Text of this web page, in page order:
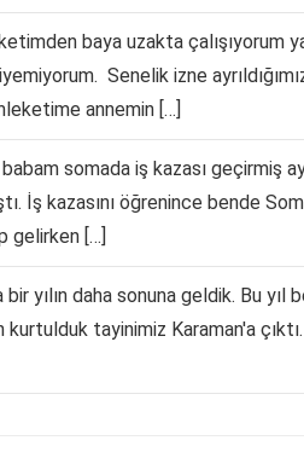
baya uzakta çalışıyorum
Senelik izne
annemin […]
somada iş kazası geçirmiş
İş kazasını öğrenince bende
gelirken […]
bir yılın daha sonuna geldik. Bu yıl
kurtulduk tayinimiz Karaman'a